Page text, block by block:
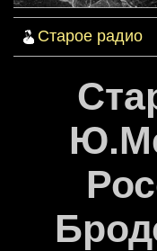
Старое радио